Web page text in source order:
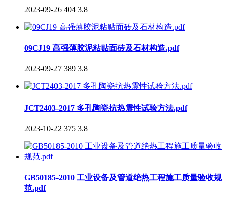
2023-09-26 404 3.8
09CJ19 高强薄胶泥粘贴面砖及石材构造.pdf
2023-09-27 389 3.8
JCT2403-2017 多孔陶瓷抗热震性试验方法.pdf
2023-10-22 375 3.8
GB50185-2010 工业设备及管道绝热工程施工质量验收规
范.pdf